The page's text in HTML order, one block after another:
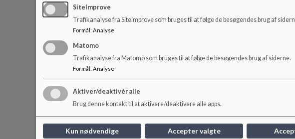
I uge 29 og 30 kan den ferietilpassede pasning -
naboinstitutioner, afhængig af hvor mange børn der er
Forældrene skal selv transporterer børnene til den
Der er ferietilpasset pasning – behovspasning på
Dagen efter Kr. himmelfart (i Voerladegård)
SiteImprove
Trafikanalyse fra Siteimprove som bruges til at følge de besøgendes brug af
Formål : Analyse
Matomo
Trafikanalyse fra Matomo som bruges til at følge de besøgendes brug af siderne.
Formål: Analyse
Aktiver/deaktivér alle
Brug denne kontakt til at aktivere/deaktivere alle apps.
Kun nødvendige Accepter valgte